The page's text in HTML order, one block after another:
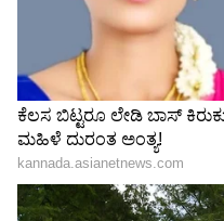
ಕಳೆದ ಅಕ್ಟೋಬರ್‌ನಲ್ಲಿ
ನಡೆದ ಅಕ್ರಮದ
ರೀತಿ, ಪಿಎಸೈ ಪರೀಕ್ಷೆಯ
ಅಕ್ರಮವೂ ಬೆಳ​ಕಿಗೆ
ಅಭ್ಯರ್ಥಿ ರವಿಶಂಕರ್‌
ಶೇ.50 ರಿಂದ ಶೇ.18 ಕ್ಕೆ
ಟ್ರಂಪ್ ಐತಿಹಾಸಿಕ ಒಪ್ಪಂದ
Trade Deal | Party